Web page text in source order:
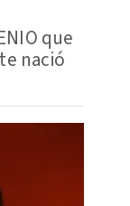
que
nació